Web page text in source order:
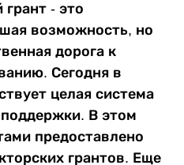
грант - это
возможность, но
дорога к
Сегодня в
целая система
В этом
предоставлено
грантов. Еще